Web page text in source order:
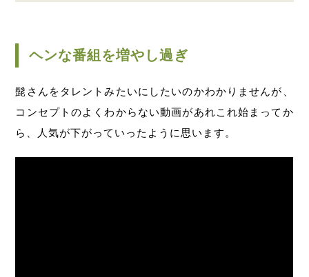
ヘンな番組を増やし過ぎ
髭さんをタレントみたいにしたいのかわかりませんが、
コンセプトのよくわからない動画があれこれ始まってか
ら、人気が下がっていったように思います。